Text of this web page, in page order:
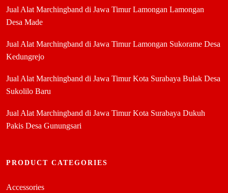
Jual Alat Marchingband di Jawa Timur Lamongan Lamongan
Desa Made
Jual Alat Marchingband di Jawa Timur Lamongan Sukorame Desa
Kedungrejo
Jual Alat Marchingband di Jawa Timur Kota Surabaya Bulak Desa
Sukolilo Baru
Jual Alat Marchingband di Jawa Timur Kota Surabaya Dukuh
Pakis Desa Gunungsari
PRODUCT CATEGORIES
Accessories